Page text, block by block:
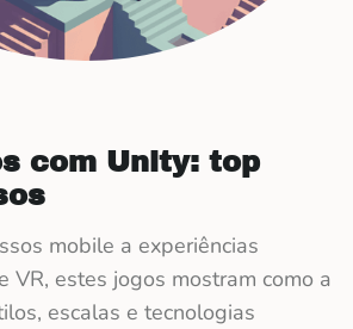
com Unity: top
mobile a experiências
VR, estes jogos mostram como a
escalas e tecnologias